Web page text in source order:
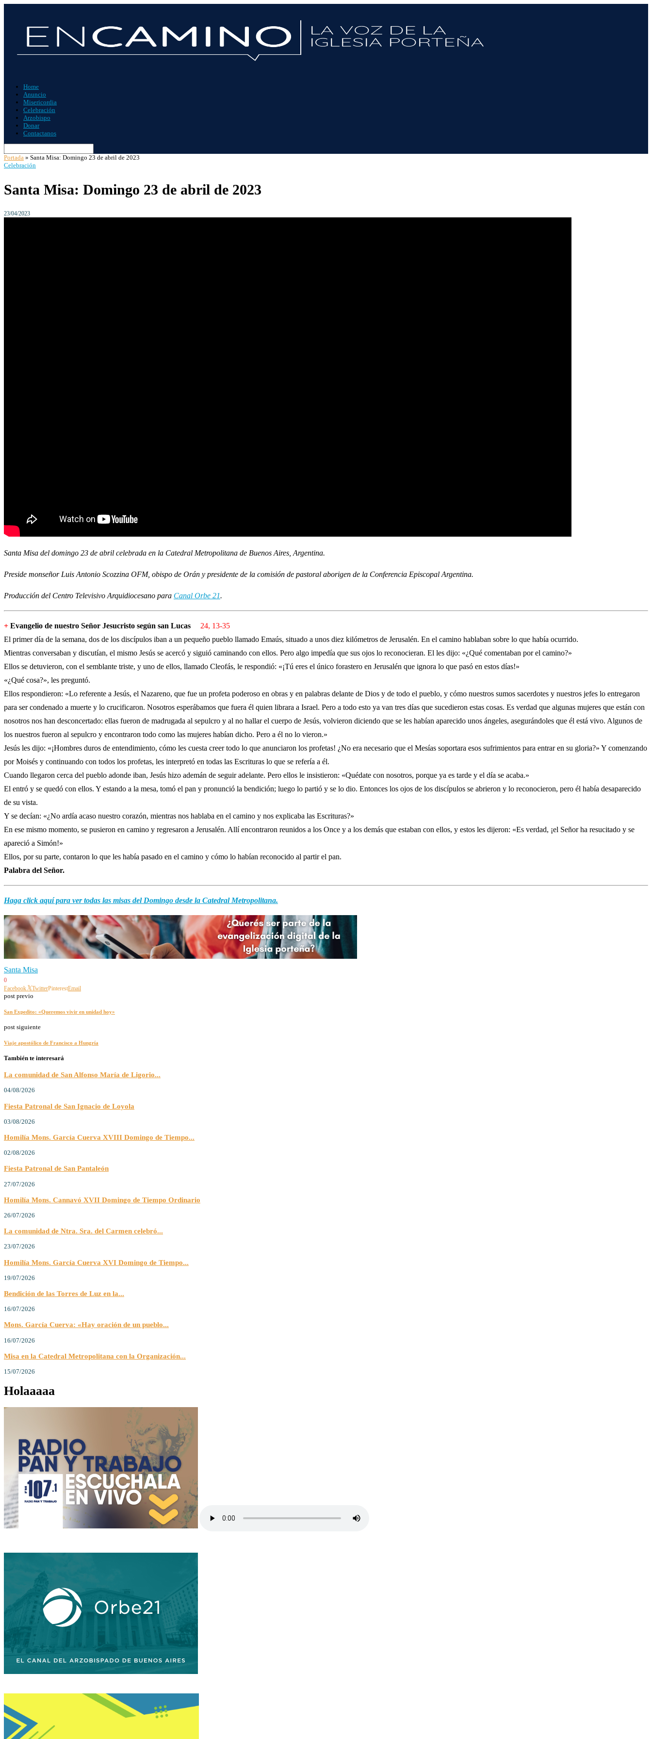
Home
Anuncio
Misericordia
Celebración
Arzobispo
Donar
Contactanos
Portada » Santa Misa: Domingo 23 de abril de 2023
Celebración
Santa Misa: Domingo 23 de abril de 2023
23/04/2023
Santa Misa del domingo 23 de abril celebrada en la Catedral Metropolitana de Buenos Aires, Argentina.
Preside monseñor Luis Antonio Scozzina OFM, obispo de Orán y presidente de la comisión de pastoral aborigen de la Conferencia Episcopal Argentina.
Producción del Centro Televisivo Arquidiocesano para Canal Orbe 21.
+ Evangelio de nuestro Señor Jesucristo según san Lucas
24, 13-35
El primer día de la semana, dos de los discípulos iban a un pequeño pueblo llamado Emaús, situado a unos diez kilómetros de Jerusalén. En el camino hablaban sobre lo que había ocurrido.
Mientras conversaban y discutían, el mismo Jesús se acercó y siguió caminando con ellos. Pero algo impedía que sus ojos lo reconocieran. El les dijo: «¿Qué comentaban por el camino?»
Ellos se detuvieron, con el semblante triste, y uno de ellos, llamado Cleofás, le respondió: «¡Tú eres el único forastero en Jerusalén que ignora lo que pasó en estos días!»
«¿Qué cosa?», les preguntó.
Ellos respondieron: «Lo referente a Jesús, el Nazareno, que fue un profeta poderoso en obras y en palabras delante de Dios y de todo el pueblo, y cómo nuestros sumos sacerdotes y nuestros jefes lo entregaron
para ser condenado a muerte y lo crucificaron. Nosotros esperábamos que fuera él quien librara a Israel. Pero a todo esto ya van tres días que sucedieron estas cosas. Es verdad que algunas mujeres que están con
nosotros nos han desconcertado: ellas fueron de madrugada al sepulcro y al no hallar el cuerpo de Jesús, volvieron diciendo que se les habían aparecido unos ángeles, asegurándoles que él está vivo. Algunos de
los nuestros fueron al sepulcro y encontraron todo como las mujeres habían dicho. Pero a él no lo vieron.»
Jesús les dijo: «¡Hombres duros de entendimiento, cómo les cuesta creer todo lo que anunciaron los profetas! ¿No era necesario que el Mesías soportara esos sufrimientos para entrar en su gloria?» Y comenzando
por Moisés y continuando con todos los profetas, les interpretó en todas las Escrituras lo que se refería a él.
Cuando llegaron cerca del pueblo adonde iban, Jesús hizo ademán de seguir adelante. Pero ellos le insistieron: «Quédate con nosotros, porque ya es tarde y el día se acaba.»
El entró y se quedó con ellos. Y estando a la mesa, tomó el pan y pronunció la bendición; luego lo partió y se lo dio. Entonces los ojos de los discípulos se abrieron y lo reconocieron, pero él había desaparecido
de su vista.
Y se decían: «¿No ardía acaso nuestro corazón, mientras nos hablaba en el camino y nos explicaba las Escrituras?»
En ese mismo momento, se pusieron en camino y regresaron a Jerusalén. Allí encontraron reunidos a los Once y a los demás que estaban con ellos, y estos les dijeron: «Es verdad, ¡el Señor ha resucitado y se
apareció a Simón!»
Ellos, por su parte, contaron lo que les había pasado en el camino y cómo lo habían reconocido al partir el pan.
Palabra del Señor.
Haga click aquí para ver todas las misas del Domingo desde la Catedral Metropolitana.
Santa Misa
0
Facebook
TwitterPinterestEmail
post previo
San Expedito: «Queremos vivir en unidad hoy»
post siguiente
Viaje apostólico de Francisco a Hungría
También te interesará
La comunidad de San Alfonso María de Ligorio...
04/08/2026
Fiesta Patronal de San Ignacio de Loyola
03/08/2026
Homilía Mons. García Cuerva XVIII Domingo de Tiempo...
02/08/2026
Fiesta Patronal de San Pantaleón
27/07/2026
Homilía Mons. Cannavó XVII Domingo de Tiempo Ordinario
26/07/2026
La comunidad de Ntra. Sra. del Carmen celebró...
23/07/2026
Homilía Mons. García Cuerva XVI Domingo de Tiempo...
19/07/2026
Bendición de las Torres de Luz en la...
16/07/2026
Mons. García Cuerva: «Hay oración de un pueblo...
16/07/2026
Misa en la Catedral Metropolitana con la Organización...
15/07/2026
Holaaaaa